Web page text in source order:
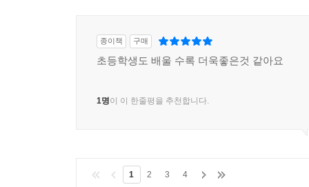
종이책 구매
초등학생도 배울 수록 더욱좋은것 같아요
1명이 이 한줄평을 추천합니다.
1 2 3 4